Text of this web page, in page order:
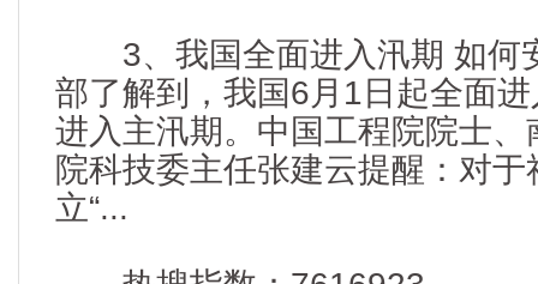
3、我国全面进入汛期 如何
部了解到，我国6月1日起全面
进入主汛期。中国工程院院士
院科技委主任张建云提醒：对
立“...